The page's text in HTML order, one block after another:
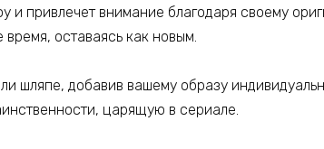
привлечет внимание благодаря своему
время, оставаясь как новым.
шляпе, добавив вашему образу
царящую в сериале.